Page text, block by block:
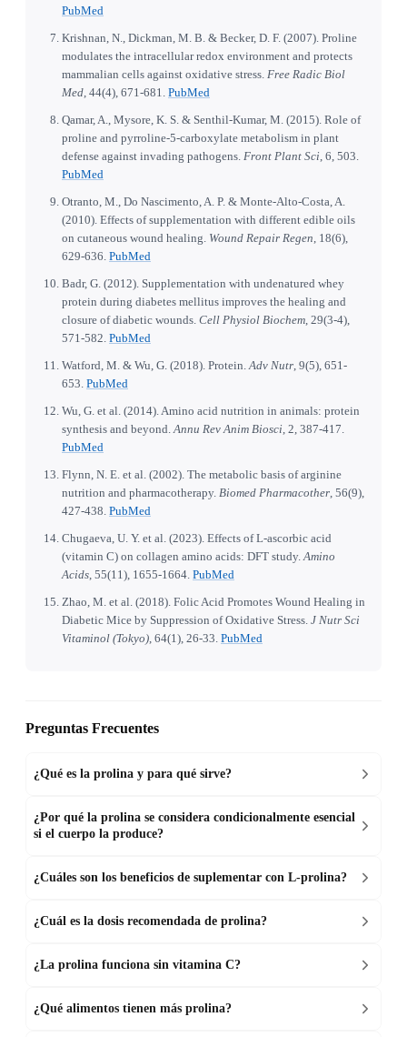
PubMed
Krishnan, N., Dickman, M. B. & Becker, D. F. (2007). Proline
modulates the intracellular redox environment and protects
mammalian cells against oxidative stress. Free Radic Biol
Med , 44(4), 671-681. PubMed
Qamar, A., Mysore, K. S. & Senthil-Kumar, M. (2015). Role of
proline and pyrroline-5-carboxylate metabolism in plant
defense against invading pathogens. Front Plant Sci , 6, 503.
PubMed
Otranto, M., Do Nascimento, A. P. & Monte-Alto-Costa, A.
(2010). Effects of supplementation with different edible oils
on cutaneous wound healing. Wound Repair Regen , 18(6),
629-636. PubMed
Badr, G. (2012). Supplementation with undenatured whey
protein during diabetes mellitus improves the healing and
closure of diabetic wounds. Cell Physiol Biochem , 29(3-4),
571-582. PubMed
Watford, M. & Wu, G. (2018). Protein. Adv Nutr , 9(5), 651-
653. PubMed
Wu, G. et al. (2014). Amino acid nutrition in animals: protein
synthesis and beyond. Annu Rev Anim Biosci , 2, 387-417.
PubMed
Flynn, N. E. et al. (2002). The metabolic basis of arginine
nutrition and pharmacotherapy. Biomed Pharmacother , 56(9),
427-438. PubMed
Chugaeva, U. Y. et al. (2023). Effects of L-ascorbic acid
(vitamin C) on collagen amino acids: DFT study. Amino
Acids , 55(11), 1655-1664. PubMed
Zhao, M. et al. (2018). Folic Acid Promotes Wound Healing in
Diabetic Mice by Suppression of Oxidative Stress. J Nutr Sci
Vitaminol (Tokyo) , 64(1), 26-33. PubMed
Preguntas Frecuentes
¿Qué es la prolina y para qué sirve?
¿Por qué la prolina se considera condicionalmente esencial
si el cuerpo la produce?
¿Cuáles son los beneficios de suplementar con L-prolina?
¿Cuál es la dosis recomendada de prolina?
¿La prolina funciona sin vitamina C?
¿Qué alimentos tienen más prolina?